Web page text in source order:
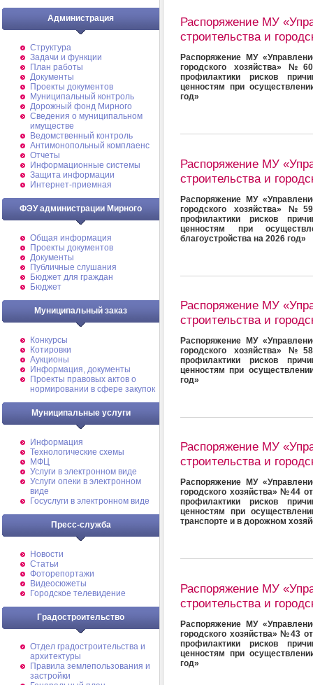
Администрация
Структура
Задачи и функции
План работы
Документы
Проекты документов
Муниципальный контроль
Дорожный фонд Мирного
Cведения о муниципальном
имуществе
Ведомственный контроль
Антимонопольный комплаенс
Отчеты
Информационные системы
Защита информации
Интернет-приемная
ФЭУ администрации Мирного
Общая информация
Проекты документов
Документы
Публичные слушания
Бюджет для граждан
Бюджет
Муниципальный заказ
Конкурсы
Котировки
Аукционы
Информация, документы
Проекты правовых актов о
нормировании в сфере закупок
Муниципальные услуги
Информация
Технологические схемы
МФЦ
Услуги в электронном виде
Услуги опеки в электронном
виде
Госуслуги в электронном виде
Пресс-служба
Новости
Статьи
Фоторепортажи
Видеосюжеты
Городское телевидение
Градостроительство
Отдел градостроительства и
архитектуры
Правила землепользования и
застройки
Распоряжение МУ
строительства и
Распоряжение МУ
городского хозяйства»
профилактики рисков
ценностям при
год»
Распоряжение МУ
строительства и
Распоряжение МУ
городского хозяйства»
профилактики рисков
ценностям при
благоустройства на 2026 год»
Распоряжение МУ
строительства и
Распоряжение МУ
городского хозяйства»
профилактики рисков
ценностям при
год»
Распоряжение МУ
строительства и
Распоряжение МУ
городского хозяйства» №44
профилактики рисков
ценностям при
транспорте и в дорожном
Распоряжение МУ
строительства и
Распоряжение МУ
городского хозяйства» №43
профилактики рисков
ценностям при
год»